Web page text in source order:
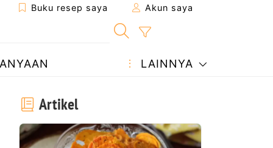
Buku resep saya Akun saya
LAINNYA
Artikel